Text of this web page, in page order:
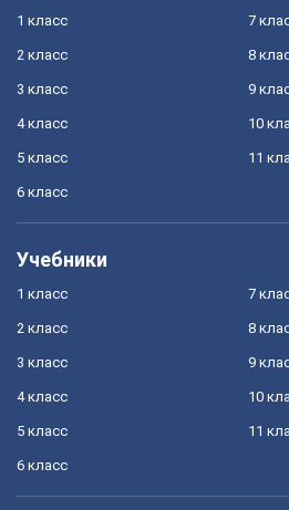
1 класс
2 класс
3 класс
4 класс
5 класс
6 класс
7
8
9
10
11
Учебники
1 класс
2 класс
3 класс
4 класс
5 класс
6 класс
7
8
9
10
11